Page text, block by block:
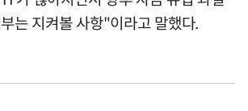
는 지켜볼 사항"이라고 말했다.